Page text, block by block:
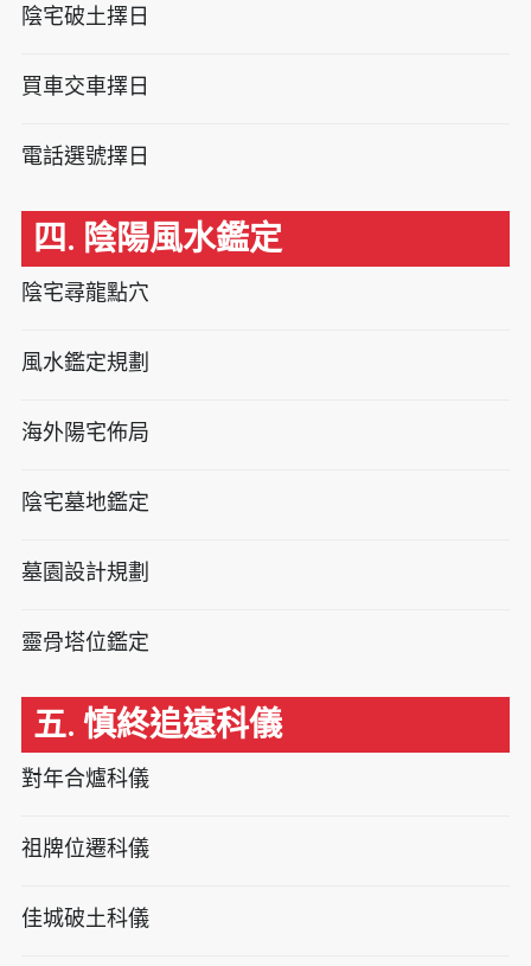
陰宅破土擇日
買車交車擇日
電話選號擇日
四. 陰陽風水鑑定
陰宅尋龍點穴
風水鑑定規劃
海外陽宅佈局
陰宅墓地鑑定
墓園設計規劃
靈骨塔位鑑定
五. 慎終追遠科儀
對年合爐科儀
祖牌位遷科儀
佳城破土科儀